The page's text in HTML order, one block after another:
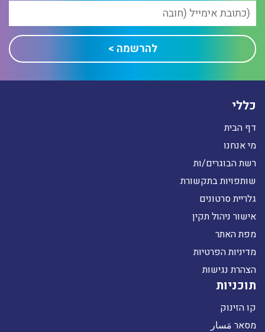
כללי
דף הבית
מי אנחנו
רשת הבוגרים/ות
שותפויות בתקשורת
גלריית סרטונים
אישור ניהול תקין
מפת האתר
מדיניות הפרטיות
הצהרת נגישות
תוכניות
קו הזינוק
מסאר مَسار